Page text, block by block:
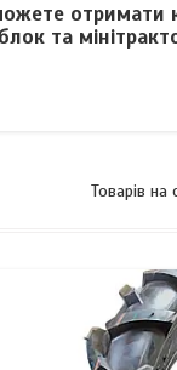
отримати
та